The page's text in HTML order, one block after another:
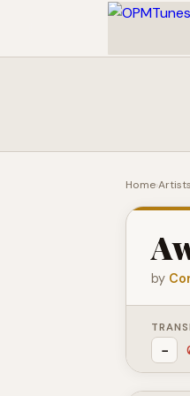
Home›
by
−